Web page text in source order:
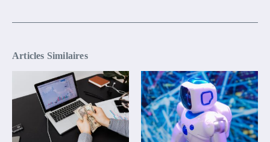
Articles Similaires